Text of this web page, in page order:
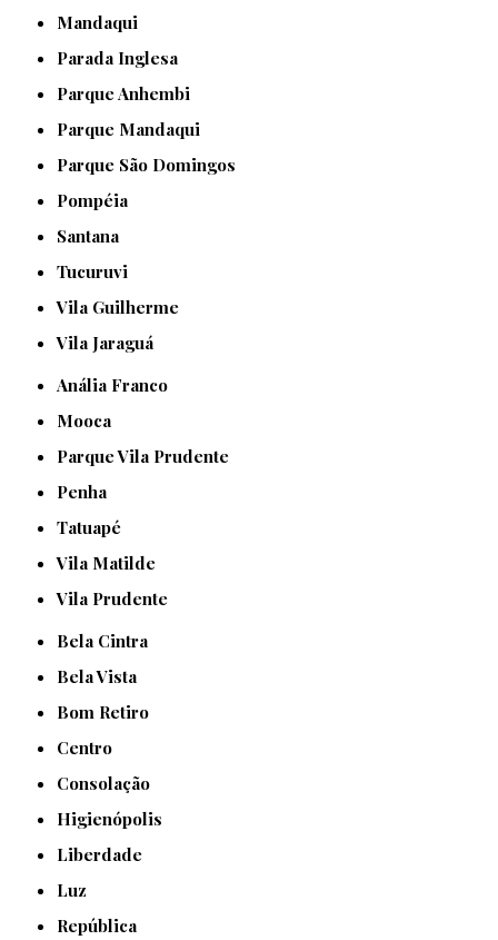
Mandaqui
Parada Inglesa
Parque Anhembi
Parque Mandaqui
Parque São Domingos
Pompéia
Santana
Tucuruvi
Vila Guilherme
Vila Jaraguá
Anália Franco
Mooca
Parque Vila Prudente
Penha
Tatuapé
Vila Matilde
Vila Prudente
Bela Cintra
Bela Vista
Bom Retiro
Centro
Consolação
Higienópolis
Liberdade
Luz
República